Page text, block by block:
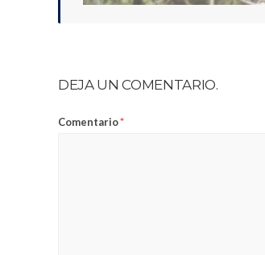
DEJA UN COMENTARIO.
Comentario*